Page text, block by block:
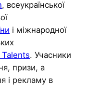
, всеукраїнської
і міжнародної
. Учасники
призи, а
і рекламу в